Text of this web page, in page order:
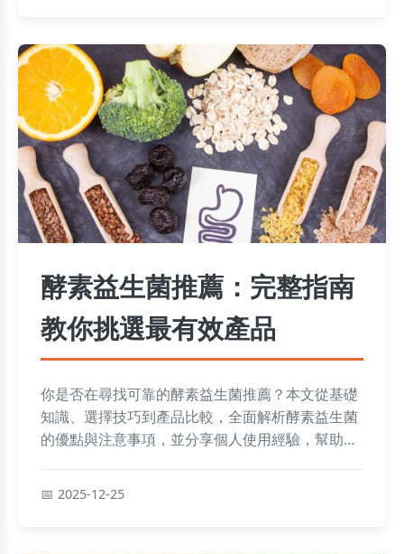
酵素益生菌推薦：完整指南
教你挑選最有效產品
你是否在尋找可靠的酵素益生菌推薦？本文從基礎
知識、選擇技巧到產品比較，全面解析酵素益生菌
的優點與注意事項，並分享個人使用經驗，幫助你
2025-12-25